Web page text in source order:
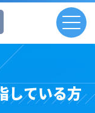
している方